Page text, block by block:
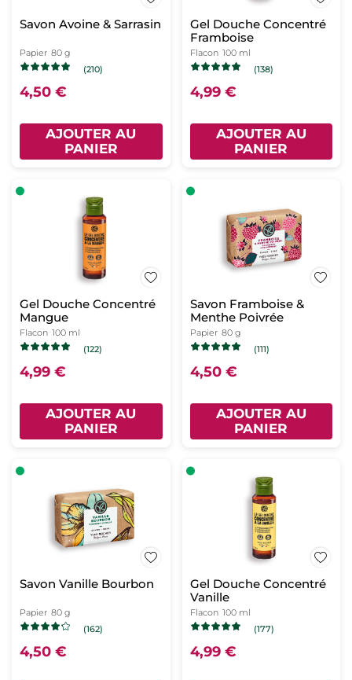
Savon Avoine & Sarrasin
Papier 80 g
(210)
4,50 €
AJOUTER AU
PANIER
Gel Douche Concentré
Framboise
Flacon 100 ml
(138)
4,99 €
AJOUTER AU
PANIER
Gel Douche Concentré
Mangue
Flacon 100 ml
(122)
4,99 €
AJOUTER AU
PANIER
Savon Framboise &
Menthe Poivrée
Papier 80 g
(111)
4,50 €
AJOUTER AU
PANIER
Savon Vanille Bourbon
Papier 80 g
(162)
4,50 €
Gel Douche Concentré
Vanille
Flacon 100 ml
(177)
4,99 €